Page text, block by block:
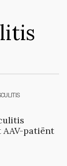
patiënt